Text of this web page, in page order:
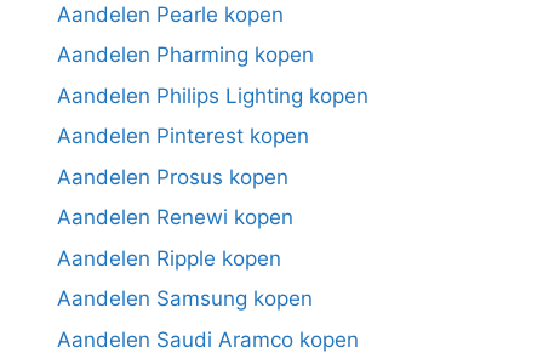
Aandelen Pearle kopen
Aandelen Pharming kopen
Aandelen Philips Lighting kopen
Aandelen Pinterest kopen
Aandelen Prosus kopen
Aandelen Renewi kopen
Aandelen Ripple kopen
Aandelen Samsung kopen
Aandelen Saudi Aramco kopen